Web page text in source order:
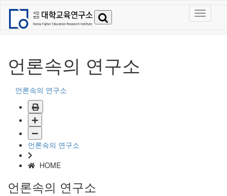
언론속의 연구소
언론속의 연구소
언론속의 연구소
HOME
언론속의 연구소